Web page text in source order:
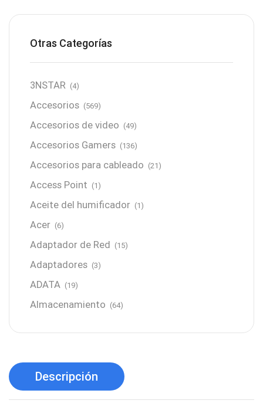
Otras Categorías
3NSTAR (4)
Accesorios (569)
Accesorios de video (49)
Accesorios Gamers (136)
Accesorios para cableado (21)
Access Point (1)
Aceite del humificador (1)
Acer (6)
Adaptador de Red (15)
Adaptadores (3)
ADATA (19)
Almacenamiento (64)
Antivirus (1)
Aro de luz
Descripción